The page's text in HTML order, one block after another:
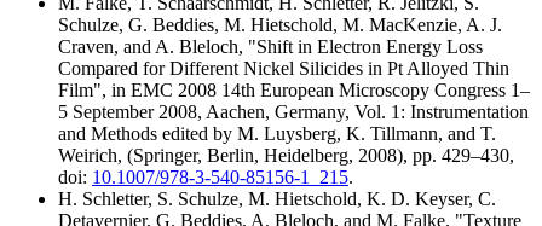
Schulze, G. Beddies, M. Hietschold, M. MacKenzie, A. J.
Craven, and A. Bleloch, "Shift in Electron Energy Loss
Compared for Different Nickel Silicides in Pt Alloyed Thin
Film", in EMC 2008 14th European Microscopy Congress 1–
5 September 2008, Aachen, Germany, Vol. 1: Instrumentation
and Methods edited by M. Luysberg, K. Tillmann, and T.
Weirich, (Springer, Berlin, Heidelberg, 2008), pp. 429–430,
doi: 10.1007/978-3-540-85156-1_215.
H. Schletter, S. Schulze, M. Hietschold, K. D. Keyser, C.
Detavernier, G. Beddies, A. Bleloch, and M. Falke, "Texture